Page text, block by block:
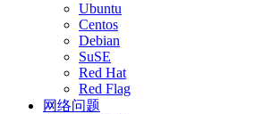
Ubuntu
Centos
Debian
SuSE
Red Hat
Red Flag
网络问题